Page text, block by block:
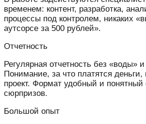
временем: контент, разработка,
процессы под контролем, никаких
аутсорсе за 500 рублей».
Отчетность
Регулярная отчетность без «воды»
Понимание, за что платятся деньги,
проект. Формат удобный и
сюрпризов.
Большой опыт